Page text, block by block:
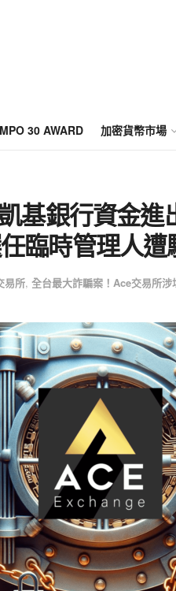
30 AWARD 加密貨幣市場
基銀行資金進
臨時管理人遭
易所, 全台最大詐騙案！Ace交易所涉